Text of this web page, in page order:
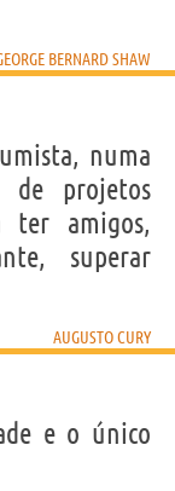
BERNARD SHAW
numa
de projetos
ter amigos,
superar
AUGUSTO CURY
e o único